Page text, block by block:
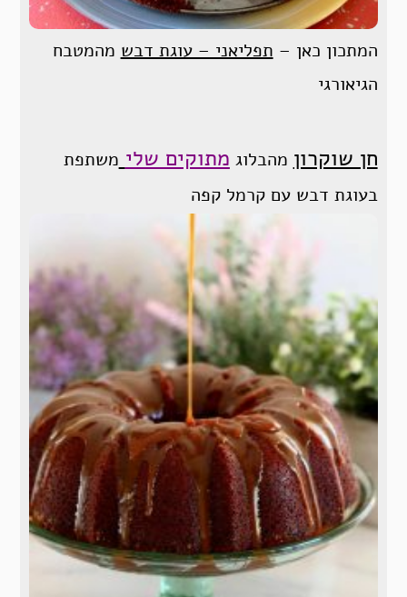
המתכון כאן –תפליאני – עוגת דבשמהמטבח
הגיאורגי
חן שוקרון מהבלוג מתוקים שלי משתפת
בעוגת דבש עם קרמל קפה